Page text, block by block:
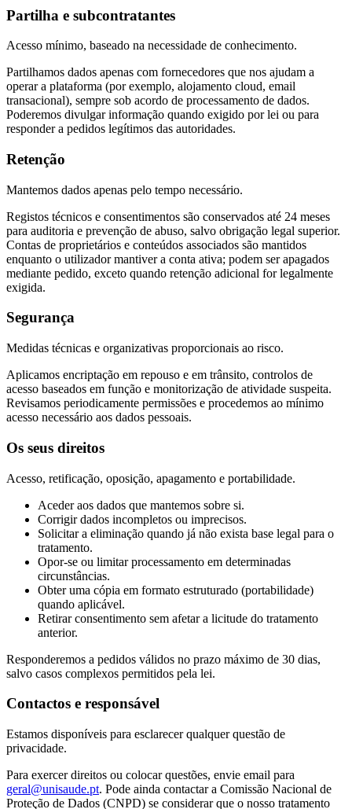
Partilha e subcontratantes
Acesso mínimo, baseado na necessidade de conhecimento.
Partilhamos dados apenas com fornecedores que nos ajudam a
operar a plataforma (por exemplo, alojamento cloud, email
transacional), sempre sob acordo de processamento de dados.
Poderemos divulgar informação quando exigido por lei ou para
responder a pedidos legítimos das autoridades.
Retenção
Mantemos dados apenas pelo tempo necessário.
Registos técnicos e consentimentos são conservados até 24 meses
para auditoria e prevenção de abuso, salvo obrigação legal superior.
Contas de proprietários e conteúdos associados são mantidos
enquanto o utilizador mantiver a conta ativa; podem ser apagados
mediante pedido, exceto quando retenção adicional for legalmente
exigida.
Segurança
Medidas técnicas e organizativas proporcionais ao risco.
Aplicamos encriptação em repouso e em trânsito, controlos de
acesso baseados em função e monitorização de atividade suspeita.
Revisamos periodicamente permissões e procedemos ao mínimo
acesso necessário aos dados pessoais.
Os seus direitos
Acesso, retificação, oposição, apagamento e portabilidade.
Aceder aos dados que mantemos sobre si.
Corrigir dados incompletos ou imprecisos.
Solicitar a eliminação quando já não exista base legal para o
tratamento.
Opor-se ou limitar processamento em determinadas
circunstâncias.
Obter uma cópia em formato estruturado (portabilidade)
quando aplicável.
Retirar consentimento sem afetar a licitude do tratamento
anterior.
Responderemos a pedidos válidos no prazo máximo de 30 dias,
salvo casos complexos permitidos pela lei.
Contactos e responsável
Estamos disponíveis para esclarecer qualquer questão de
privacidade.
Para exercer direitos ou colocar questões, envie email para
geral@unisaude.pt. Pode ainda contactar a Comissão Nacional de
Proteção de Dados (CNPD) se considerar que o nosso tratamento